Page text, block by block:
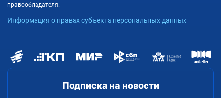
Подписка на новости
правообладателя.
Информация о правах субъекта персональных данных